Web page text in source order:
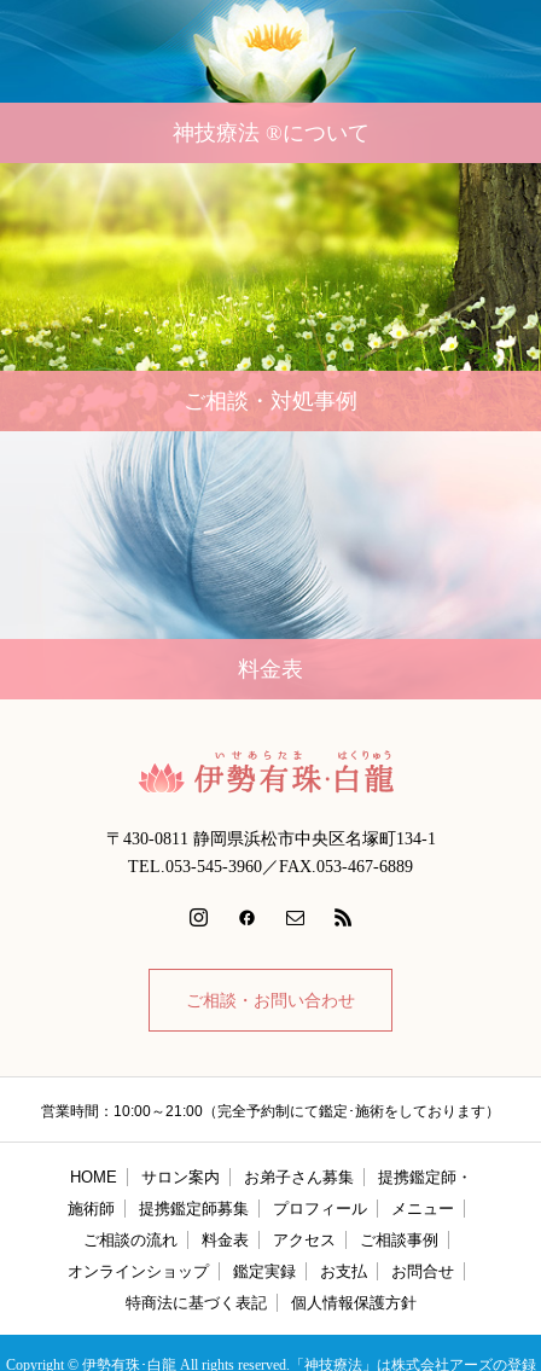
神技療法 ®について
ご相談・対処事例
料金表
〒430-0811 静岡県浜松市中央区名塚町134-1
TEL.053-545-3960／FAX.053-467-6889
ご相談・お問い合わせ
営業時間：10:00～21:00（完全予約制にて鑑定･施術をしております）
HOME サロン案内 お弟子さん募集
提携鑑定師・
施術師
提携鑑定師募集 プロフィール
メニュー
ご相談の流れ
料金表 アクセス
ご相談事例
オンラインショップ
鑑定実録 お支払
お問合せ
特商法に基づく表記
個人情報保護方針
Copyright © 伊勢有珠･白龍 All rights reserved.「神技療法」は株式会社アーズの登録